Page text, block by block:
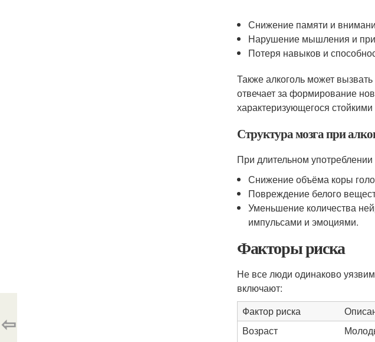
Снижение памяти и
Нарушение мышления и
Потеря навыков и
Также алкоголь может
отвечает за формирование
характеризующегося
Структура мозга при
При длительном
Снижение объёма коры
Повреждение белого
Уменьшение количества
импульсами и эмоциями.
Факторы риска
Не все люди одинаково
включают:
Фактор риска
Возраст
⇦